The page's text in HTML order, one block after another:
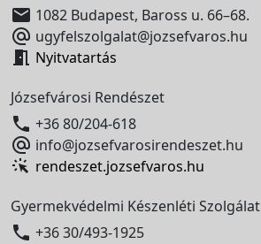
 1082 Budapest, Baross u. 66–68.
 ugyfelszolgalat@jozsefvaros.hu
 Nyitvatartás
Józsefvárosi Rendészet
 +36 80/204-618
 info@jozsefvarosirendeszet.hu
rendeszet.jozsefvaros.hu
Gyermekvédelmi Készenléti Szolgálat
 +36 30/493-1925